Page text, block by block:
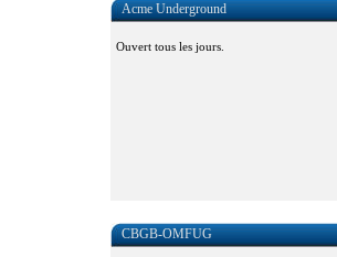
Acme Underground
Ouvert tous les jours.
CBGB-OMFUG